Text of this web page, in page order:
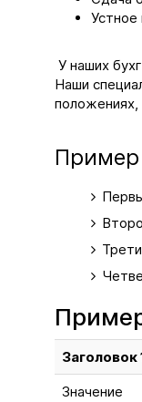
Устное
У наших
Наши
положениях,
Пример
Заголовок
Значение